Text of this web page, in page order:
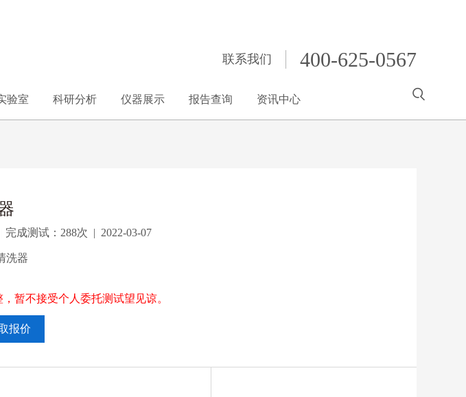
联系我们 400-625-0567
验室 科研分析 仪器展示 报告查询 资讯中心
完成测试： 288次 | 2022-03-07
洗器
暂不接受个人委托测试望见谅。
报价